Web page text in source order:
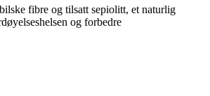
fibre og tilsatt sepiolitt, et naturlig
og forbedre